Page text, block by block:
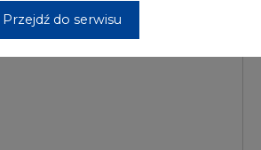
Przejdź do serwisu